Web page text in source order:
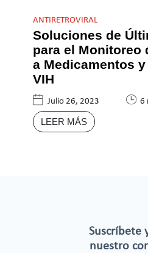
ANTIRETROVIRAL
Soluciones de
para el Monitoreo
a Medicamentos
VIH
Julio 26, 2023 6
LEER MÁS
Suscríbete
nuestro